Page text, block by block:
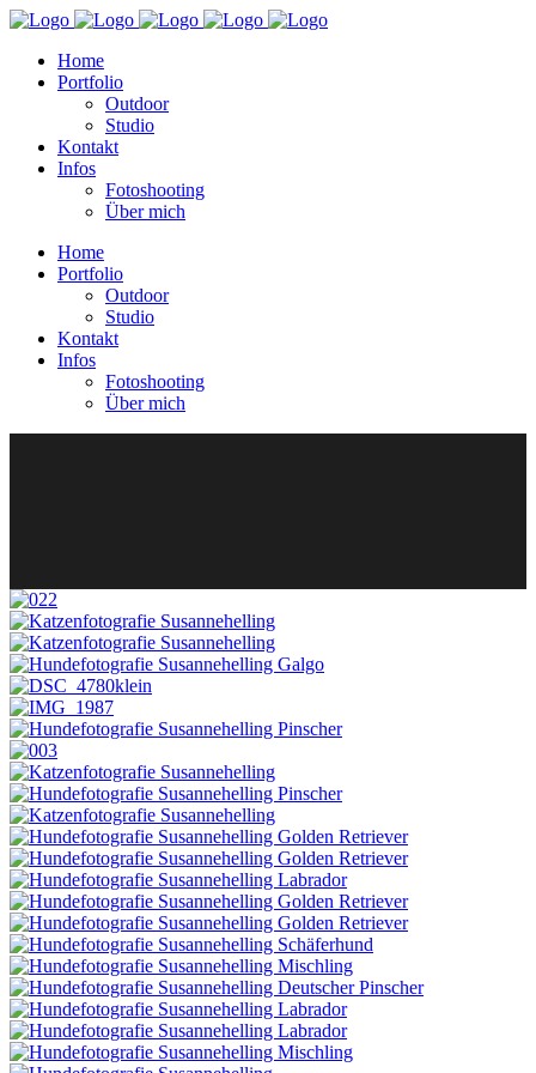
Home
Portfolio
Outdoor
Studio
Kontakt
Infos
Fotoshooting
Über mich
Home
Portfolio
Outdoor
Studio
Kontakt
Infos
Fotoshooting
Über mich